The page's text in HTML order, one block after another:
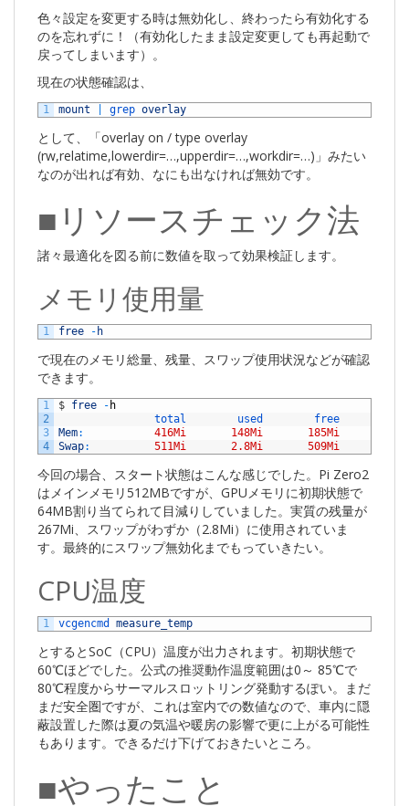
色々設定を変更する時は無効化し、終わったら有効化する
のを忘れずに！（有効化したまま設定変更しても再起動で
戻ってしまいます）。
現在の状態確認は、
1 mount grep overlay
として、「overlay on / type overlay
(rw,relatime,lowerdir=…,upperdir=…,workdir=…)」みたい
なのが出れば有効、なにも出なければ無効です。
■リソースチェック法
諸々最適化を図る前に数値を取って効果検証します。
メモリ使用量
1 free - h
で現在のメモリ総量、残量、スワップ使用状況などが確認
できます。
1
2
3
4
$ free - h
total used free
Mem: 416Mi 148Mi 185Mi
Swap: 511Mi 2.8Mi 509Mi
今回の場合、スタート状態はこんな感じでした。Pi Zero2
はメインメモリ512MBですが、GPUメモリに初期状態で
64MB割り当てられて目減りしていました。実質の残量が
267Mi、スワップがわずか（2.8Mi）に使用されていま
す。最終的にスワップ無効化までもっていきたい。
CPU温度
1 vcgencmd measure_temp
とするとSoC（CPU）温度が出力されます。初期状態で
60℃ほどでした。公式の推奨動作温度範囲は0～ 85℃で
80℃程度からサーマルスロットリング発動するぽい。まだ
まだ安全圏ですが、これは室内での数値なので、車内に隠
蔽設置した際は夏の気温や暖房の影響で更に上がる可能性
もあります。できるだけ下げておきたいところ。
■やったこと